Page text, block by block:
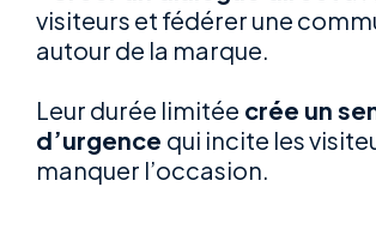
visiteurs et fédérer une
autour de la marque.
Leur durée limitée crée un
d’urgence qui incite les
manquer l’occasion.